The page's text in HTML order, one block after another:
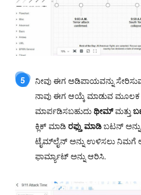
5
ನೀವು ಈಗ ಅಡಿಪಾಯವನ್ನು
ನಾವು ಈಗ ಆಯ್ಕೆ ಮಾಡುವ ಮೂಲಕ
ಮಾರ್ಪಡಿಸಬಹುದುಥೀಮ್ಮತ್ತು
ಕ್ಲಿಕ್ ಮಾಡಿರಫ್ತು ಮಾಡಿಬಟನ್ ಅನ್ನು
ಟೈಮ್‌ಲೈನ್ ಅನ್ನು ಉಳಿಸಲು ನಿಮಗೆ
ಫಾರ್ಮ್ಯಾಟ್ ಅನ್ನು ಆರಿಸಿ.